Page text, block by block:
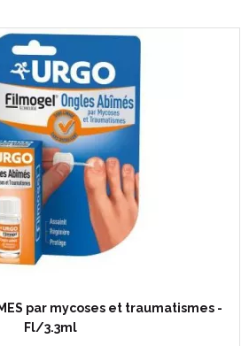
par mycoses et traumatismes -
Fl/3.3ml